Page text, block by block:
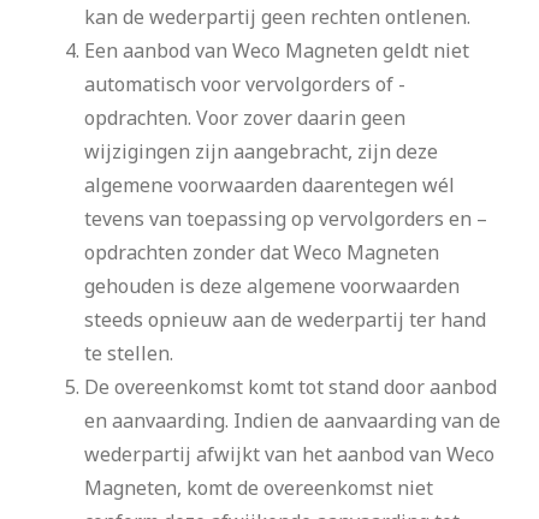
kan de wederpartij geen rechten ontlenen.
Een aanbod van Weco Magneten geldt niet
automatisch voor vervolgorders of -
opdrachten. Voor zover daarin geen
wijzigingen zijn aangebracht, zijn deze
algemene voorwaarden daarentegen wél
tevens van toepassing op vervolgorders en –
opdrachten zonder dat Weco Magneten
gehouden is deze algemene voorwaarden
steeds opnieuw aan de wederpartij ter hand
te stellen.
De overeenkomst komt tot stand door aanbod
en aanvaarding. Indien de aanvaarding van de
wederpartij afwijkt van het aanbod van Weco
Magneten, komt de overeenkomst niet